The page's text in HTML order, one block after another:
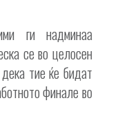
ги надминаа
се во целосен
тие ќе бидат
финале во